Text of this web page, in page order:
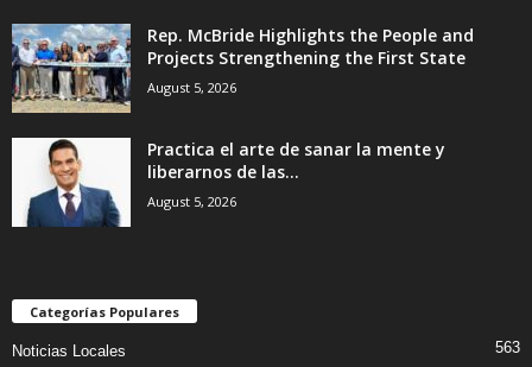
Rep. McBride Highlights the People and
Projects Strengthening the First State
August 5, 2026
Practica el arte de sanar la mente y
liberarnos de las...
August 5, 2026
Categorías Populares
Noticias Locales 563